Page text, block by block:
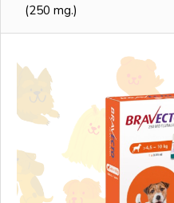
(250 mg.)